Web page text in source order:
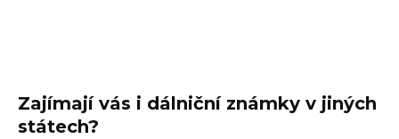
Zajímají vás i dálniční známky v jiných
státech?